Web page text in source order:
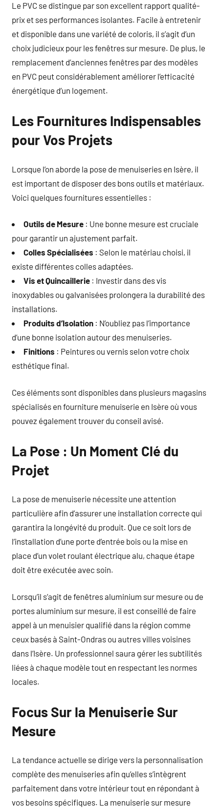
Le PVC se distingue par son excellent rapport qualité-
prix et ses performances isolantes. Facile à entretenir
et disponible dans une variété de coloris, il s’agit d’un
choix judicieux pour les fenêtres sur mesure. De plus, le
remplacement d’anciennes fenêtres par des modèles
en PVC peut considérablement améliorer l’efficacité
énergétique d’un logement.
Les Fournitures Indispensables
pour Vos Projets
Lorsque l’on aborde la pose de menuiseries en Isère, il
est important de disposer des bons outils et matériaux.
Voici quelques fournitures essentielles :
Outils de Mesure : Une bonne mesure est cruciale
pour garantir un ajustement parfait.
Colles Spécialisées : Selon le matériau choisi, il
existe différentes colles adaptées.
Vis et Quincaillerie : Investir dans des vis
inoxydables ou galvanisées prolongera la durabilité des
installations.
Produits d’Isolation : N’oubliez pas l’importance
d’une bonne isolation autour des menuiseries.
Finitions : Peintures ou vernis selon votre choix
esthétique final.
Ces éléments sont disponibles dans plusieurs magasins
spécialisés en fourniture menuiserie en Isère où vous
pouvez également trouver du conseil avisé.
La Pose : Un Moment Clé du
Projet
La pose de menuiserie nécessite une attention
particulière afin d’assurer une installation correcte qui
garantira la longévité du produit. Que ce soit lors de
l’installation d’une porte d’entrée bois ou la mise en
place d’un volet roulant électrique alu, chaque étape
doit être exécutée avec soin.
Lorsqu’il s’agit de fenêtres aluminium sur mesure ou de
portes aluminium sur mesure, il est conseillé de faire
appel à un menuisier qualifié dans la région comme
ceux basés à Saint-Ondras ou autres villes voisines
dans l’Isère. Un professionnel saura gérer les subtilités
liées à chaque modèle tout en respectant les normes
locales.
Focus Sur la Menuiserie Sur
Mesure
La tendance actuelle se dirige vers la personnalisation
complète des menuiseries afin qu’elles s’intègrent
parfaitement dans votre intérieur tout en répondant à
vos besoins spécifiques. La menuiserie sur mesure